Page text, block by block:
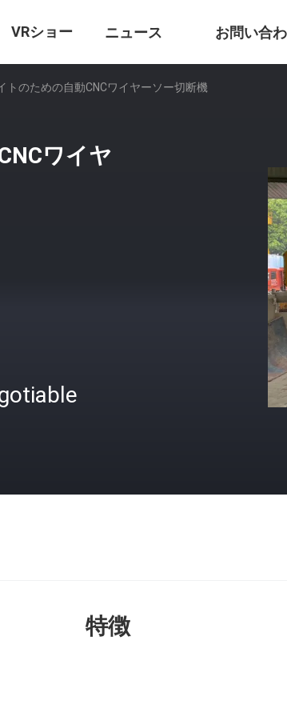
VRショー ニュース お問い合
トのための自動CNCワイヤーソー切断機
ワイヤ
特徴